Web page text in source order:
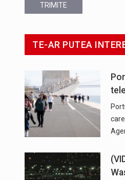
TRIMITE
TE-AR PUTEA